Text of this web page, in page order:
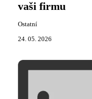
vaši firmu
Ostatní
24. 05. 2026